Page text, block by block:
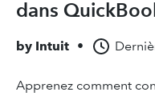
dans
by Intuit •
Apprenez comment